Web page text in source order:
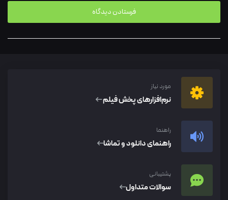
مورد نیاز
نرم‌افزار‌های پخش فیلم
راهنما
راهنمای دانلود و تماشا
پشتیبانی
سوالات متداول